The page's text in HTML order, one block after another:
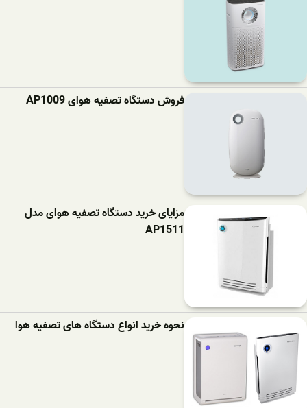
فروش دستگاه تصفیه هوای AP1009
مزایای خرید دستگاه تصفیه هوای مدل
AP1511
نحوه خرید انواع دستگاه های تصفیه هوا